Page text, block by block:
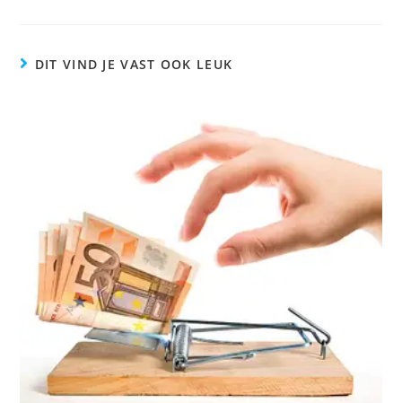
DIT VIND JE VAST OOK LEUK